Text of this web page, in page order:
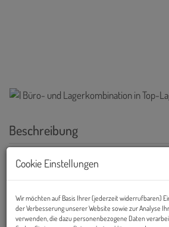
Beschreibung
Hinweis: SCHRIFTLICHE ANFRAGEN
vollständigen Firmen- und
sich bei Ihrer gewünschten Nutzung
Cookie Einstellungen
Wir möchten auf Basis Ihrer (jederzeit widerrufbaren)
der Verbesserung unserer Website sowie zur Analyse
verwenden, die dazu personenbezogene Daten